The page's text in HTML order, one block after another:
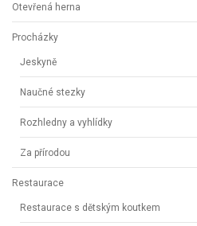
Otevřená herna
Procházky
Jeskyně
Naučné stezky
Rozhledny a vyhlídky
Za přírodou
Restaurace
Restaurace s dětským koutkem